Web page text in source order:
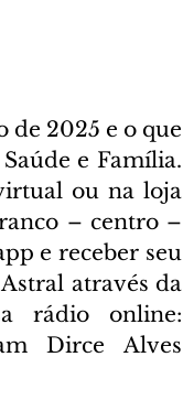
de 2025 e o que
e Família.
ou na loja
– centro –
e receber seu
através da
Dirce Alves